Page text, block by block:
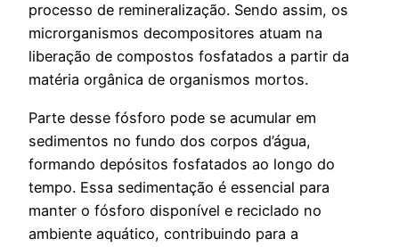
processo de remineralização. Sendo assim, os
microrganismos decompositores atuam na
liberação de compostos fosfatados a partir da
matéria orgânica de organismos mortos.
Parte desse fósforo pode se acumular em
sedimentos no fundo dos corpos d’água,
formando depósitos fosfatados ao longo do
tempo. Essa sedimentação é essencial para
manter o fósforo disponível e reciclado no
ambiente aquático, contribuindo para a